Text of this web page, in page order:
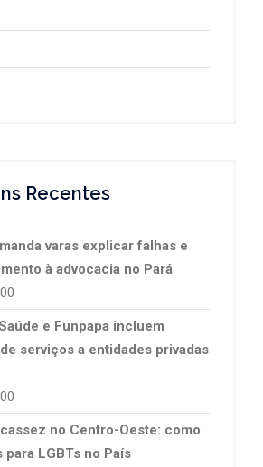
Recentes
varas explicar falhas e
à advocacia no Pará
e Funpapa incluem
serviços a entidades privadas
no Centro-Oeste: como
para LGBTs no País